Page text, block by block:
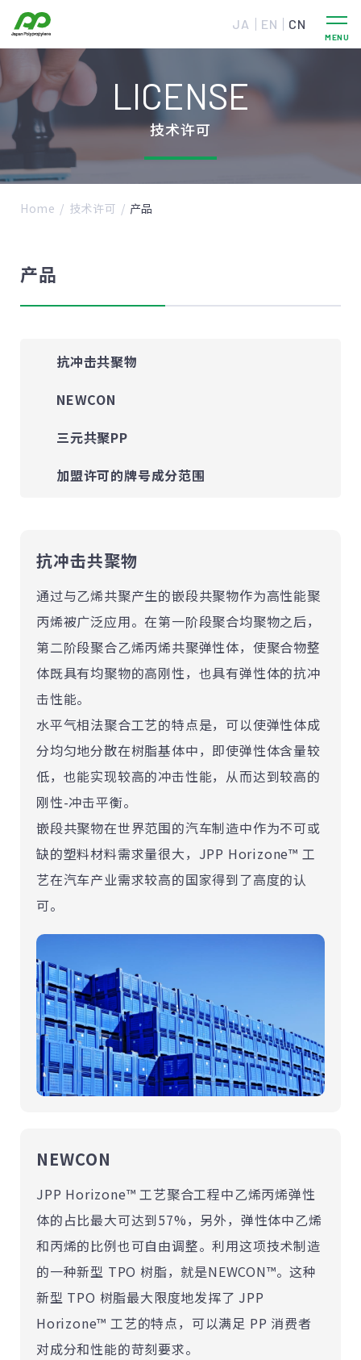
JA EN CN
LICENSE
技术许可
Home 技术许可 产品
产品
抗冲击共聚物
NEWCON
三元共聚PP
加盟许可的牌号成分范围
抗冲击共聚物
通过与乙烯共聚产生的嵌段共聚物作为高性能聚
丙烯被广泛应用。在第一阶段聚合均聚物之后，
第二阶段聚合乙烯丙烯共聚弹性体，使聚合物整
体既具有均聚物的高刚性，也具有弹性体的抗冲
击性能。
水平气相法聚合工艺的特点是，可以使弹性体成
分均匀地分散在树脂基体中，即使弹性体含量较
低，也能实现较高的冲击性能，从而达到较高的
刚性-冲击平衡。
嵌段共聚物在世界范围的汽车制造中作为不可或
缺的塑料材料需求量很大，JPP Horizone™ 工
艺在汽车产业需求较高的国家得到了高度的认
可。
NEWCON
JPP Horizone™ 工艺聚合工程中乙烯丙烯弹性
体的占比最大可达到57%，另外，弹性体中乙烯
和丙烯的比例也可自由调整。利用这项技术制造
的一种新型 TPO 树脂，就是NEWCON™。这种
新型 TPO 树脂最大限度地发挥了 JPP
Horizone™ 工艺的特点，可以满足 PP 消费者
对成分和性能的苛刻要求。